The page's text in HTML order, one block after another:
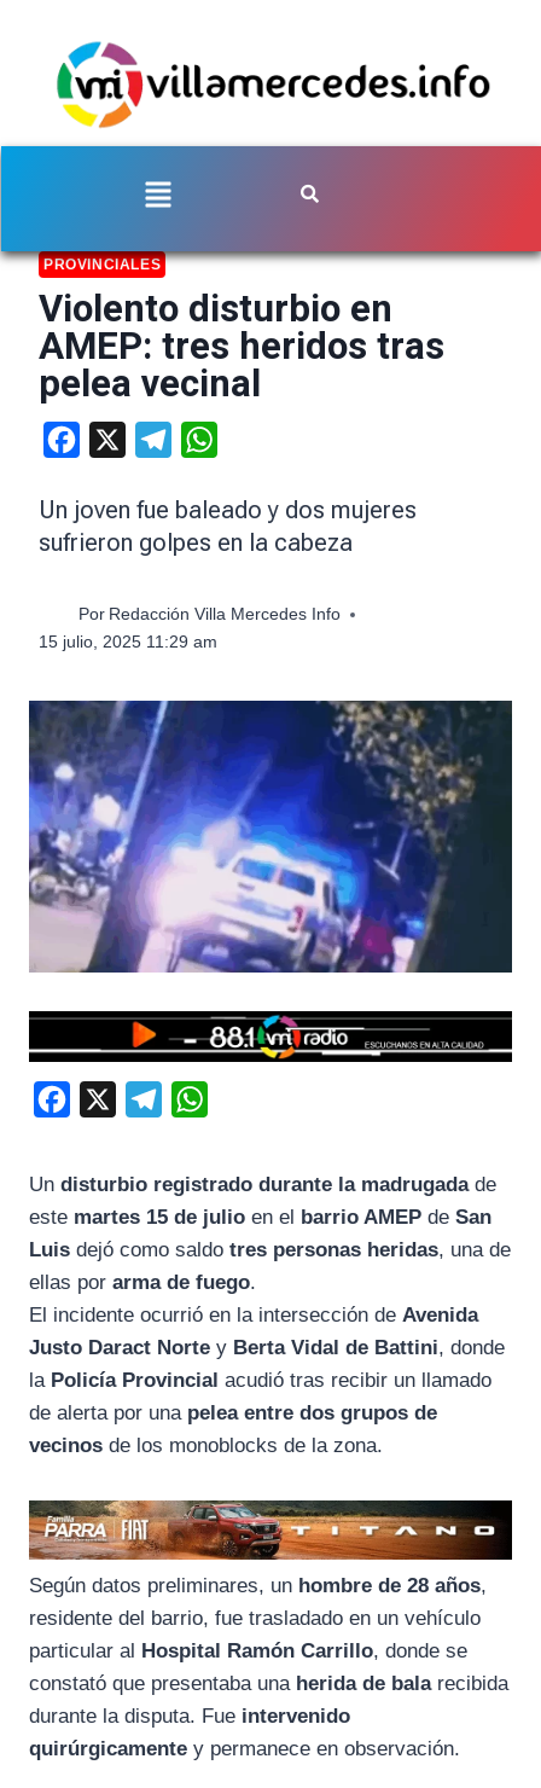
PROVINCIALES
Violento disturbio en
AMEP: tres heridos tras
pelea vecinal
Facebook Telegram
Un joven fue baleado y dos mujeres
sufrieron golpes en la cabeza
Por Redacción Villa Mercedes Info
15 julio, 2025 11:29 am
b
o
o
k
e
g
r
a
m
s
A
p
p
Un disturbio registrado durante la madrugadade
este martes 15 de julio en el barrio AMEP de San
Luis dejó como saldo tres personas heridas, una de
ellas por arma de fuego.
El incidente ocurrió en la intersección de Avenida
Justo Daract Norte y Berta Vidal de Battini, donde
la Policía Provincial acudió tras recibir un llamado
de alerta por una pelea entre dos grupos de
vecinos de los monoblocks de la zona.
Según datos preliminares, un hombre de 28 años,
residente del barrio, fue trasladado en un vehículo
particular al Hospital Ramón Carrillo, donde se
constató que presentaba una herida de balarecibida
durante la disputa. Fue intervenido
quirúrgicamente y permanece en observación.